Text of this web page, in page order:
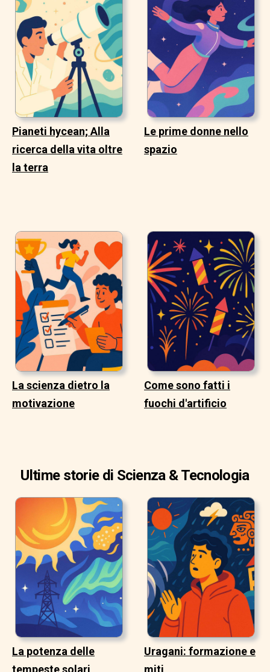
Pianeti hycean; Alla
ricerca della vita oltre
la terra
Le prime donne nello
spazio
La scienza dietro la
motivazione
Come sono fatti i
fuochi d'artificio
Ultime storie di Scienza & Tecnologia
La potenza delle
tempeste solari
Uragani: formazione e
miti